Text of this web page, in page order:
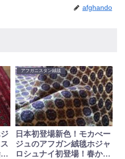
afghando
アフガニスタン絨毯
日本初登場新色！モカべー
ジュのアフガン絨毯ホジャ
ロシュナイ初登場！春から